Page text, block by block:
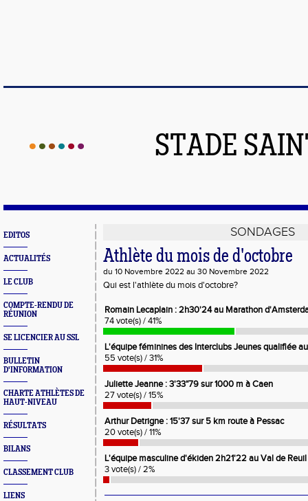
STADE
EDITOS
ACTUALITÉS
LE CLUB
COMPTE-RENDU DE
RÉUNION
SE LICENCIER AU SSL
BULLETIN
D'INFORMATION
CHARTE ATHLÈTES DE
HAUT-NIVEAU
RÉSULTATS
BILANS
CLASSEMENT CLUB
LIENS
SONDAGES
Athlète du mois de d'octobre
du 10 Novembre 2022 au 30 Novembre 2022
Qui est l'athlète du mois d'octobre?
Romain Lecaplain : 2h30'24 au Marathon
74 vote(s) / 41%
L'équipe féminines des Interclubs Jeunes qualifiée
55 vote(s) / 31%
Juliette Jeanne : 3'33"79 sur 1000 m à Caen
27 vote(s) / 15%
Arthur Detrigne : 15'37 sur 5 km route à Pessac
20 vote(s) / 11%
L'équipe masculine d'ékiden 2h21'22 au Val de Reuil
3 vote(s) / 2%